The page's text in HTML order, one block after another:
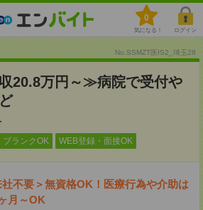
0
気になる！ ログイン
No.SSMZT医IS2_埼玉28
20.8万円～≫病院で受付や
ブランクOK WEB登録・面接OK
社不要＞無資格OK！医療行為や介助は
月～OK